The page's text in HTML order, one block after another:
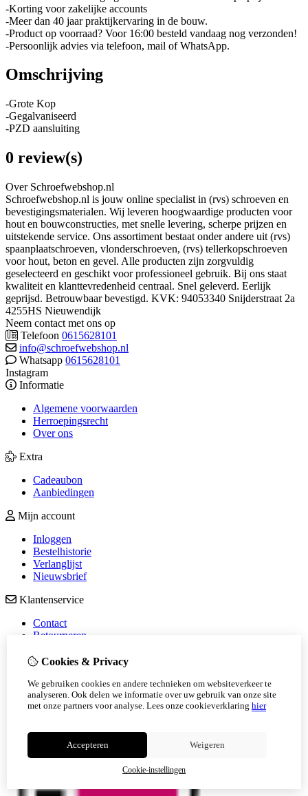
-Korting voor zakelijke accounts
-Meer dan 40 jaar praktijkervaring in de bouw.
-Product op voorraad? Voor 16:00 besteld vandaag nog verzonden!
-Persoonlijk advies via telefoon, mail of WhatsApp.
Omschrijving
-Grote Kop
-Gegalvaniseerd
-PZD aansluiting
0 review(s)
Over Schroefwebshop.nl
Schroefwebshop.nl is jouw online specialist in (rvs) schroeven en
bevestigingsmaterialen. Wij leveren hoogwaardige producten voor
hout en bouwconstructies, met snelle levering, scherpe prijzen en
uitstekende service. Ons assortiment bestaat onder andere uit (rvs)
spaanplaatschroeven, vlonderschroeven, (rvs) tellerkopschroeven
voor hout, beton en gevel. Alle producten zijn zorgvuldig
geselecteerd en geschikt voor professioneel gebruik. Bij ons staat
kwaliteit en klanttevredenheid centraal. Snel geleverd. Eerlijk
geprijsd. Betrouwbaar bevestigd. KVK: 94053340 Snijderstraat 2a
4255HS Nieuwendijk
Neem contact met ons op
Telefoon 0615628101
info@schroefwebshop.nl
Whatsapp 0615628101
Instagram
Informatie
Algemene voorwaarden
Herroepingsrecht
Over ons
Extra
Cadeaubon
Aanbiedingen
Mijn account
Inloggen
Bestelhistorie
Verlanglijst
Nieuwsbrief
Klantenservice
Contact
Retourneren
Veelgestelde vragen
Cookies & Privacy
We gebruiken cookies en andere technieken om websiteverkeer te
analyseren. Ook delen we informatie over uw gebruik van onze site
met onze partners voor analyse. Lees onze cookieverklaring hier
Accepteren Weigeren
Cookie-instellingen